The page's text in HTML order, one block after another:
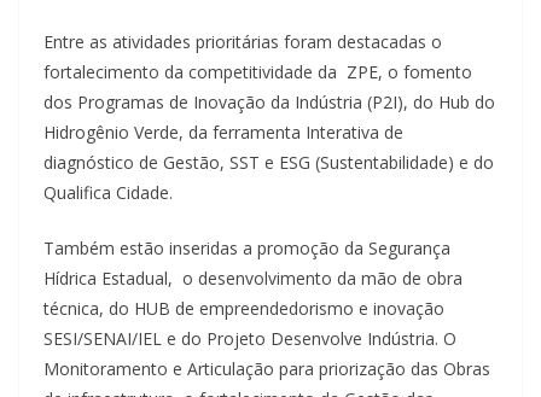
Entre as atividades prioritárias foram destacadas o
fortalecimento da competitividade da ZPE, o fomento
dos Programas de Inovação da Indústria (P2I), do Hub do
Hidrogênio Verde, da ferramenta Interativa de
diagnóstico de Gestão, SST e ESG (Sustentabilidade) e do
Qualifica Cidade.
Também estão inseridas a promoção da Segurança
Hídrica Estadual, o desenvolvimento da mão de obra
técnica, do HUB de empreendedorismo e inovação
SESI/SENAI/IEL e do Projeto Desenvolve Indústria. O
Monitoramento e Articulação para priorização das Obras